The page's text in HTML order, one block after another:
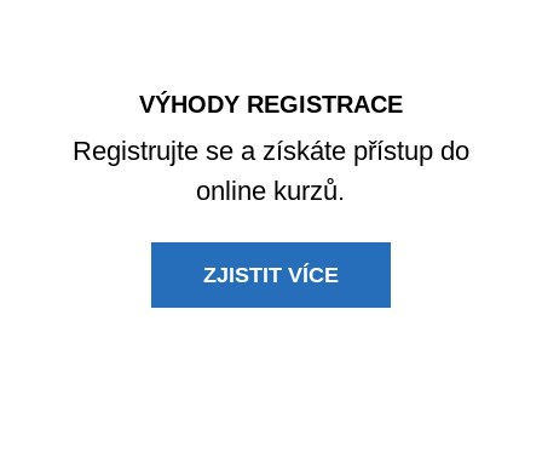
VÝHODY REGISTRACE
Registrujte se a získáte přístup do
online kurzů.
ZJISTIT VÍCE